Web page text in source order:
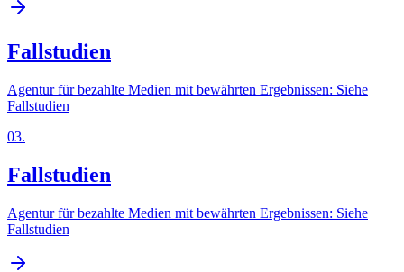
Fallstudien
Agentur für bezahlte Medien mit bewährten Ergebnissen: Siehe
Fallstudien
03.
Fallstudien
Agentur für bezahlte Medien mit bewährten Ergebnissen: Siehe
Fallstudien